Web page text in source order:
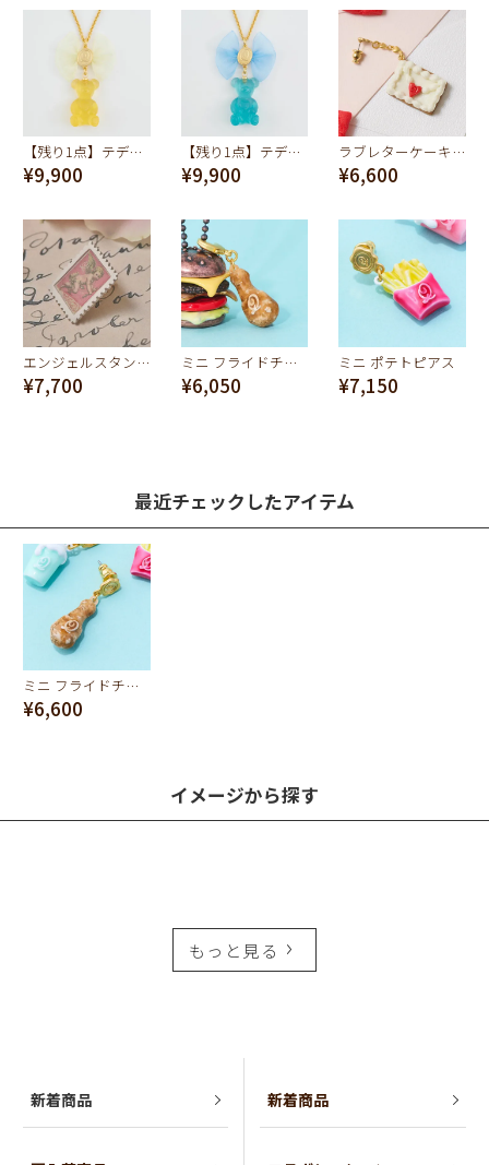
【残り1点】テディベアグミ ネックレス(レモン)
¥9,900
【残り1点】テディベアグミ ネックレス(ソーダ)
¥9,900
ラブレターケーキ ピアス（ミルク）
¥6,600
エンジェルスタンプ ピアス
¥7,700
ミニ フライドチキンチャーム
¥6,050
ミニ ポテトピアス
¥7,150
最近チェックしたアイテム
ミニ フライドチキンピアス
¥6,600
イメージから探す
もっと見る
新着商品 新着商品